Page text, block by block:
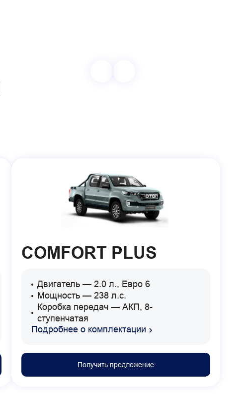
COMFORT PLUS
Двигатель — 2.0 л., Евро 6
Мощность — 238 л.с.
Коробка передач — АКП, 8-
ступенчатая
Подробнее о комплектации
Получить предложение